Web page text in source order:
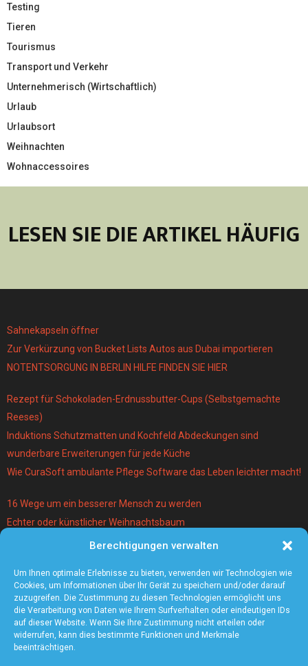
Berechtigungen verwalten
Um Ihnen optimale Erlebnisse zu bieten, verwenden wir Technologien wie
Cookies, um Informationen über Ihr Gerät zu speichern und/oder darauf
zuzugreifen. Die Zustimmung zu diesen Technologien ermöglicht uns
die Verarbeitung von Daten wie Ihrem Surfverhalten oder eindeutigen IDs
auf dieser Website. Wenn Sie Ihre Zustimmung nicht erteilen oder
widerrufen, kann dies bestimmte Funktionen und Merkmale
beeinträchtigen.
Testing
Tieren
Tourismus
Transport und Verkehr
Unternehmerisch (Wirtschaftlich)
Urlaub
Urlaubsort
Weihnachten
Wohnaccessoires
LESEN SIE DIE ARTIKEL HÄUFIG
Sahnekapseln öffner
Zur Verkürzung von Bucket Lists Autos aus Dubai importieren
NOTENTSORGUNG IN BERLIN HILFE FINDEN SIE HIER
Rezept für Schokoladen-Erdnussbutter-Cups (Selbstgemachte
Reeses)
Induktions Schutzmatten und Kochfeld Abdeckungen sind
wunderbare Erweiterungen für jede Küche
Wie CuraSoft ambulante Pflege Software das Leben leichter macht!
16 Wege um ein besserer Mensch zu werden
Echter oder künstlicher Weihnachtsbaum
Warum lohnt es sich einen Magier und Mentalist zu buchen?
Die 5 angesagtesten Schmuck-Trends 2021